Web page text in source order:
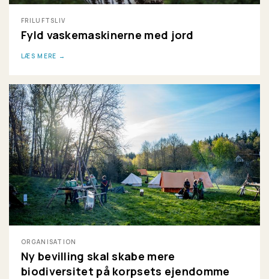
FRILUFTSLIV
Fyld vaskemaskinerne med jord
LÆS MERE
ORGANISATION
Ny bevilling skal skabe mere
biodiversitet på korpsets ejendomme